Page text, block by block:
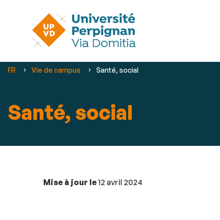
Vous
FR Vie de campus Santé, social
Santé, social
Mise à jour le12 avril 2024